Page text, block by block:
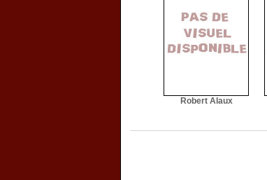
Robert Alaux